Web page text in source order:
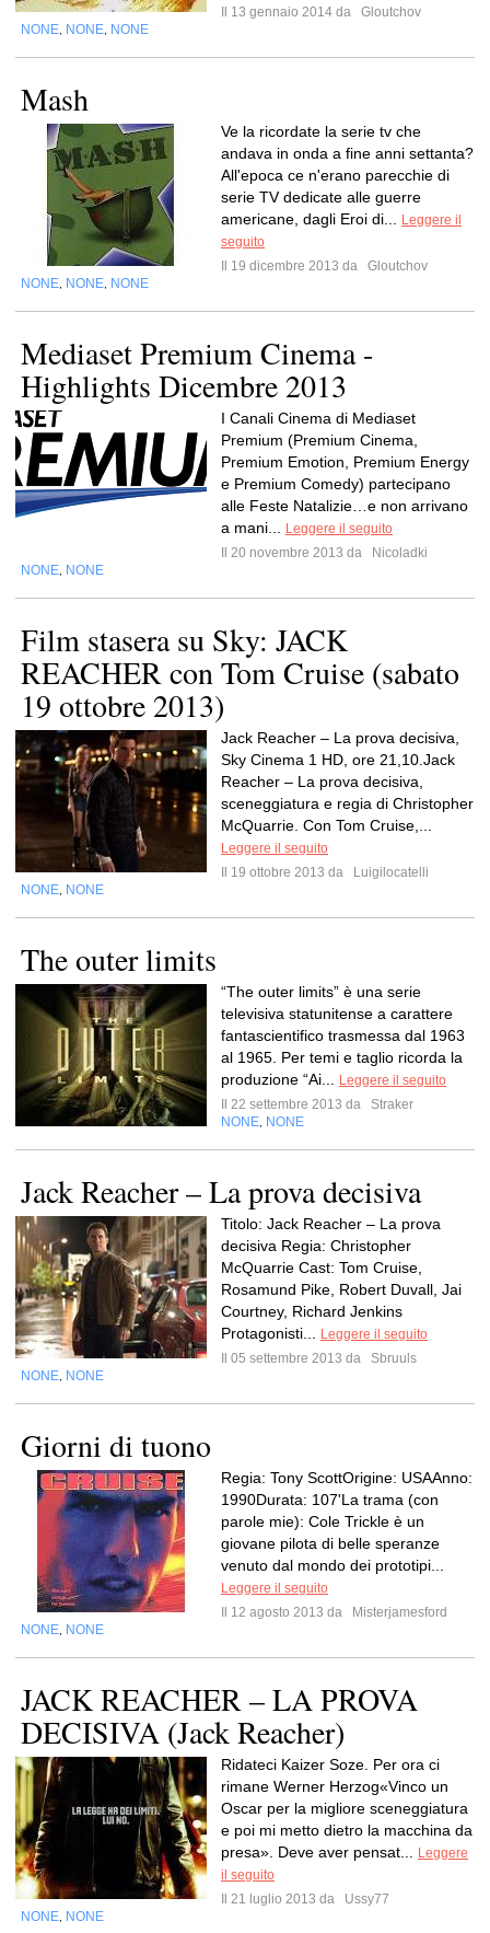
Il 13 gennaio 2014 da
Gloutchov
NONE NONE NONE
Mash
Ve la ricordate la serie tv che
andava in onda a fine anni settanta?
All'epoca ce n'erano parecchie di
serie TV dedicate alle guerre
americane, dagli Eroi di...
Leggere il
seguito
Il 19 dicembre 2013 da
Gloutchov
NONE NONE NONE
Mediaset Premium Cinema -
Highlights Dicembre 2013
I Canali Cinema di Mediaset
Premium (Premium Cinema,
Premium Emotion, Premium Energy
e Premium Comedy) partecipano
alle Feste Natalizie…e non arrivano
a mani...
Leggere il seguito
Il 20 novembre 2013 da
Nicoladki
NONE NONE
Film stasera su Sky: JACK
REACHER con Tom Cruise (sabato
19 ottobre 2013)
Jack Reacher – La prova decisiva,
Sky Cinema 1 HD, ore 21,10.Jack
Reacher – La prova decisiva,
sceneggiatura e regia di Christopher
McQuarrie. Con Tom Cruise,...
Leggere il seguito
Il 19 ottobre 2013 da
Luigilocatelli
NONE NONE
The outer limits
“The outer limits” è una serie
televisiva statunitense a carattere
fantascientifico trasmessa dal 1963
al 1965. Per temi e taglio ricorda la
produzione “Ai...
Leggere il seguito
Il 22 settembre 2013 da
Straker
NONE NONE
Jack Reacher – La prova decisiva
Titolo: Jack Reacher – La prova
decisiva Regia: Christopher
McQuarrie Cast: Tom Cruise,
Rosamund Pike, Robert Duvall, Jai
Courtney, Richard Jenkins
Protagonisti...
Leggere il seguito
Il 05 settembre 2013 da
Sbruuls
NONE NONE
Giorni di tuono
Regia: Tony ScottOrigine: USAAnno:
1990Durata: 107'La trama (con
parole mie): Cole Trickle è un
giovane pilota di belle speranze
venuto dal mondo dei prototipi...
Leggere il seguito
Il 12 agosto 2013 da
Misterjamesford
NONE NONE
JACK REACHER – LA PROVA
DECISIVA (Jack Reacher)
Ridateci Kaizer Soze. Per ora ci
rimane Werner Herzog«Vinco un
Oscar per la migliore sceneggiatura
e poi mi metto dietro la macchina da
presa». Deve aver pensat...
Leggere
il seguito
Il 21 luglio 2013 da
Ussy77
NONE NONE